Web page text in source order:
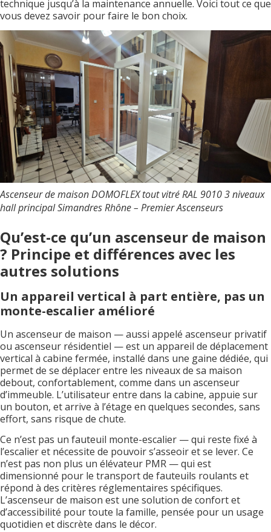
technique jusqu’à la maintenance annuelle. Voici tout ce que
vous devez savoir pour faire le bon choix.
Ascenseur de maison DOMOFLEX tout vitré RAL 9010 3 niveaux
hall principal Simandres Rhône – Premier Ascenseurs
Qu’est-ce qu’un ascenseur de maison
? Principe et différences avec les
autres solutions
Un appareil vertical à part entière, pas un
monte-escalier amélioré
Un ascenseur de maison — aussi appelé ascenseur privatif
ou ascenseur résidentiel — est un appareil de déplacement
vertical à cabine fermée, installé dans une gaine dédiée, qui
permet de se déplacer entre les niveaux de sa maison
debout, confortablement, comme dans un ascenseur
d’immeuble. L’utilisateur entre dans la cabine, appuie sur
un bouton, et arrive à l’étage en quelques secondes, sans
effort, sans risque de chute.
Ce n’est pas un fauteuil monte-escalier — qui reste fixé à
l’escalier et nécessite de pouvoir s’asseoir et se lever. Ce
n’est pas non plus un élévateur PMR — qui est
dimensionné pour le transport de fauteuils roulants et
répond à des critères réglementaires spécifiques.
L’ascenseur de maison est une solution de confort et
d’accessibilité pour toute la famille, pensée pour un usage
quotidien et discrète dans le décor.